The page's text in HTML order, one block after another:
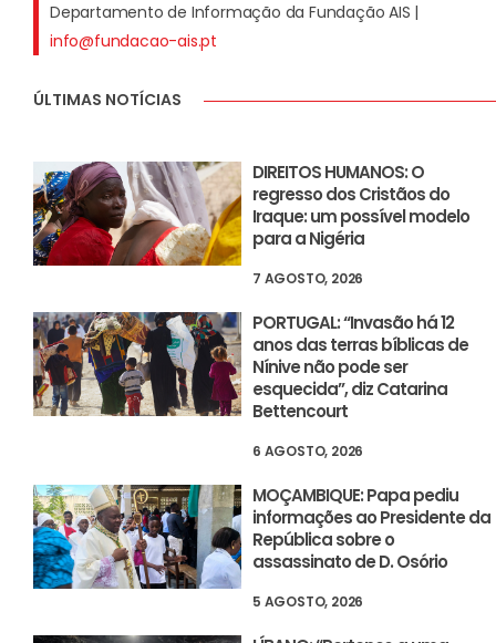
Departamento de Informação da Fundação AIS |
info@fundacao-ais.pt
ÚLTIMAS NOTÍCIAS
DIREITOS HUMANOS: O
regresso dos Cristãos do
Iraque: um possível modelo
para a Nigéria
7 AGOSTO, 2026
PORTUGAL: “Invasão há 12
anos das terras bíblicas de
Nínive não pode ser
esquecida”, diz Catarina
Bettencourt
6 AGOSTO, 2026
MOÇAMBIQUE: Papa pediu
informações ao Presidente da
República sobre o
assassinato de D. Osório
5 AGOSTO, 2026